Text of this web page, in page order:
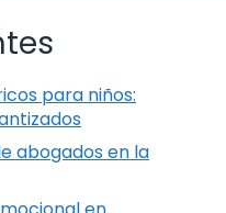
para niños:
abogados en la